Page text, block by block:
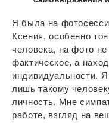
Я была на
Ксения, особенно
человека, на фото
фактическое, а
индивидуальности.
лишь такому
личность. Мне
работе, взгляд на